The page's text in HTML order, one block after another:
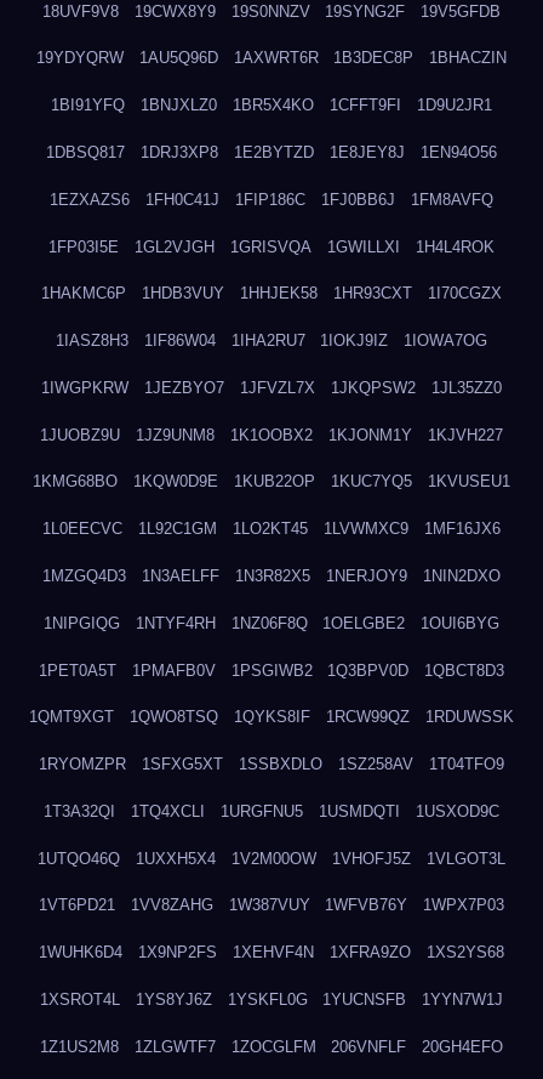
18UVF9V8 19CWX8Y9 19S0NNZV 19SYNG2F 19V5GFDB
19YDYQRW 1AU5Q96D 1AXWRT6R 1B3DEC8P 1BHACZIN
1BI91YFQ 1BNJXLZ0 1BR5X4KO 1CFFT9FI 1D9U2JR1
1DBSQ817 1DRJ3XP8 1E2BYTZD 1E8JEY8J 1EN94O56
1EZXAZS6 1FH0C41J 1FIP186C 1FJ0BB6J 1FM8AVFQ
1FP03I5E 1GL2VJGH 1GRISVQA 1GWILLXI 1H4L4ROK
1HAKMC6P 1HDB3VUY 1HHJEK58 1HR93CXT 1I70CGZX
1IASZ8H3 1IF86W04 1IHA2RU7 1IOKJ9IZ 1IOWA7OG
1IWGPKRW 1JEZBYO7 1JFVZL7X 1JKQPSW2 1JL35ZZ0
1JUOBZ9U 1JZ9UNM8 1K1OOBX2 1KJONM1Y 1KJVH227
1KMG68BO 1KQW0D9E 1KUB22OP 1KUC7YQ5 1KVUSEU1
1L0EECVC 1L92C1GM 1LO2KT45 1LVWMXC9 1MF16JX6
1MZGQ4D3 1N3AELFF 1N3R82X5 1NERJOY9 1NIN2DXO
1NIPGIQG 1NTYF4RH 1NZ06F8Q 1OELGBE2 1OUI6BYG
1PET0A5T 1PMAFB0V 1PSGIWB2 1Q3BPV0D 1QBCT8D3
1QMT9XGT 1QWO8TSQ 1QYKS8IF 1RCW99QZ 1RDUWSSK
1RYOMZPR 1SFXG5XT 1SSBXDLO 1SZ258AV 1T04TFO9
1T3A32QI 1TQ4XCLI 1URGFNU5 1USMDQTI 1USXOD9C
1UTQO46Q 1UXXH5X4 1V2M00OW 1VHOFJ5Z 1VLGOT3L
1VT6PD21 1VV8ZAHG 1W387VUY 1WFVB76Y 1WPX7P03
1WUHK6D4 1X9NP2FS 1XEHVF4N 1XFRA9ZO 1XS2YS68
1XSROT4L 1YS8YJ6Z 1YSKFL0G 1YUCNSFB 1YYN7W1J
1Z1US2M8 1ZLGWTF7 1ZOCGLFM 206VNFLF 20GH4EFO